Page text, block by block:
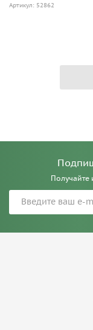
Артикул: 52862